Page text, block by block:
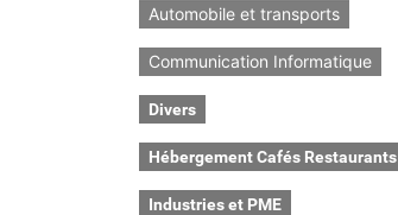
Automobile et transports
Communication Informatique
Divers
Hébergement Cafés Restaurants
Industries et PME